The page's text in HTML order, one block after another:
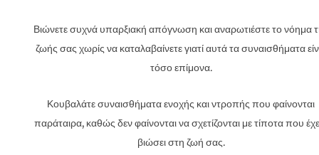
Βιώνετε συχνά υπαρξιακή απόγνωση και αναρωτιέστε το νόημα
ζωής σας χωρίς να καταλαβαίνετε γιατί αυτά τα συναισθήματα
τόσο επίμονα.
Κουβαλάτε συναισθήματα ενοχής και ντροπής που φαίνονται
παράταιρα, καθώς δεν φαίνονται να σχετίζονται με τίποτα που
βιώσει στη ζωή σας.